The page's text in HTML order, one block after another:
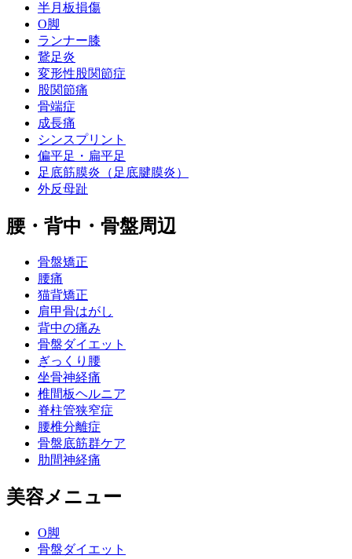
半月板損傷
O脚
ランナー膝
鵞足炎
変形性股関節症
股関節痛
骨端症
成長痛
シンスプリント
偏平足・扁平足
足底筋膜炎（足底腱膜炎）
外反母趾
腰・背中・骨盤周辺
骨盤矯正
腰痛
猫背矯正
肩甲骨はがし
背中の痛み
骨盤ダイエット
ぎっくり腰
坐骨神経痛
椎間板ヘルニア
脊柱管狭窄症
腰椎分離症
骨盤底筋群ケア
肋間神経痛
美容メニュー
O脚
骨盤ダイエット